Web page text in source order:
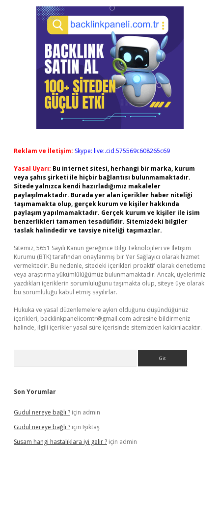
Reklam ve İletişim: Skype: live:.cid.575569c608265c69
Yasal Uyarı: Bu internet sitesi, herhangi bir marka, kurum
veya şahıs şirketi ile hiçbir bağlantısı bulunmamaktadır.
Sitede yalnızca kendi hazırladığımız makaleler
paylaşılmaktadır. Burada yer alan içerikler haber niteliği
taşımamakta olup, gerçek kurum ve kişiler hakkında
paylaşım yapılmamaktadır. Gerçek kurum ve kişiler ile isim
benzerlikleri tamamen tesadüfidir. Sitemizdeki bilgiler
taslak halindedir ve tavsiye niteliği taşımazlar.
Sitemiz, 5651 Sayılı Kanun gereğince Bilgi Teknolojileri ve İletişim
Kurumu (BTK) tarafından onaylanmış bir Yer Sağlayıcı olarak hizmet
vermektedir. Bu nedenle, sitedeki içerikleri proaktif olarak denetleme
veya araştırma yükümlülüğümüz bulunmamaktadır. Ancak, üyelerimiz
yazdıkları içeriklerin sorumluluğunu taşımakta olup, siteye üye olarak
bu sorumluluğu kabul etmiş sayılırlar.
Hukuka ve yasal düzenlemelere aykırı olduğunu düşündüğünüz
içerikleri, backlinkpanelicomtr@gmail.com adresine bildirmeniz
halinde, ilgili içerikler yasal süre içerisinde sitemizden kaldırılacaktır.
Son Yorumlar
Gudul nereye bağlı ? için admin
Gudul nereye bağlı ? için Işıktaş
Susam hangi hastalıklara iyi gelir ? için admin